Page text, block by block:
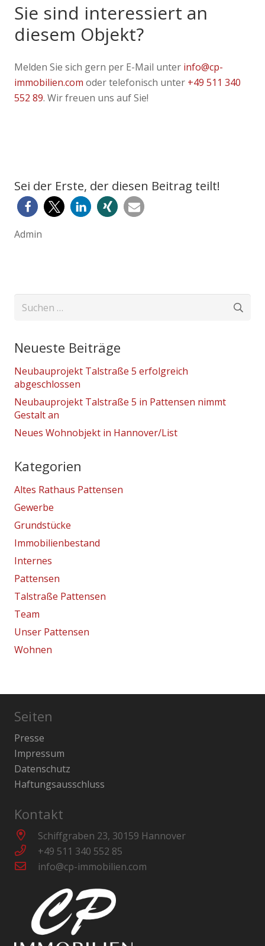
Sie sind interessiert an
diesem Objekt?
Melden Sie sich gern per E-Mail unter info@cp-
immobilien.com oder telefonisch unter +49 511 340
552 89. Wir freuen uns auf Sie!
Sei der Erste, der diesen Beitrag teilt!
Admin
Suchen
Neueste Beiträge
Neubauprojekt Talstraße 5 erfolgreich
abgeschlossen
Neubauprojekt Talstraße 5 in Pattensen nimmt
Gestalt an
Neues Wohnobjekt in Hannover/List
Kategorien
Altes Rathaus Pattensen
Gewerbe
Grundstücke
Immobilienbestand
Internes
Pattensen
Talstraße Pattensen
Team
Unser Pattensen
Wohnen
Seiten
Presse
Impressum
Datenschutz
Haftungsausschluss
Kontakt
Schiffgraben 23, 30159 Hannover
+49 511 340 552 85
info@cp-immobilien.com